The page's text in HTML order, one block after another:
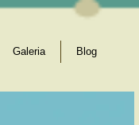
Galeria Blog